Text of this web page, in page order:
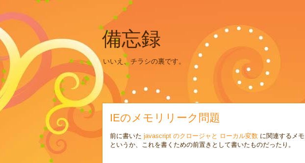
備忘録
いいえ、チラシの裏です。
IEのメモリリーク問題
前に書いた javascript のクロージャと ローカル変数 に関連するメモ
というか、これを書くための前置きとして書いたものだったり。